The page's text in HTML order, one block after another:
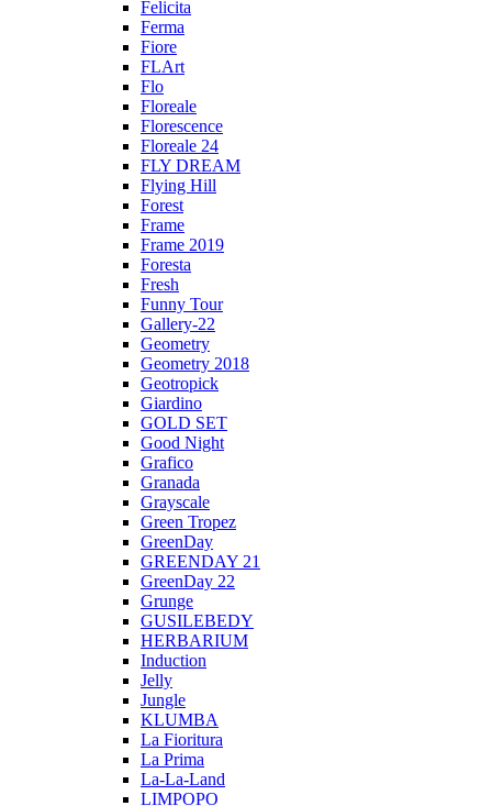
Felicita
Ferma
Fiore
FLArt
Flo
Floreale
Florescence
Floreale 24
FLY DREAM
Flying Hill
Forest
Frame
Frame 2019
Foresta
Fresh
Funny Tour
Gallery-22
Geometry
Geometry 2018
Geotropick
Giardino
GOLD SET
Good Night
Grafico
Granada
Grayscale
Green Tropez
GreenDay
GREENDAY 21
GreenDay 22
Grunge
GUSILEBEDY
HERBARIUM
Induction
Jelly
Jungle
KLUMBA
La Fioritura
La Prima
La-La-Land
LIMPOPO